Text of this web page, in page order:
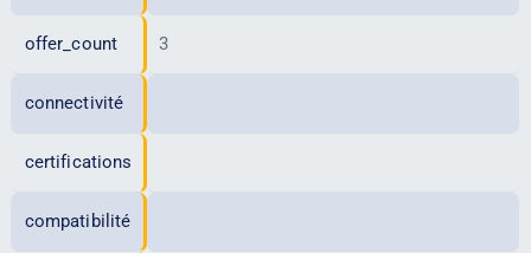
offer_count 3
connectivité
certifications
compatibilité